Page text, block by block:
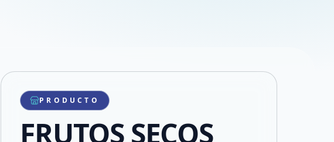
por WhatsApp
por mail
en Facebook
PRODUCTO
FRUTOS SECOS